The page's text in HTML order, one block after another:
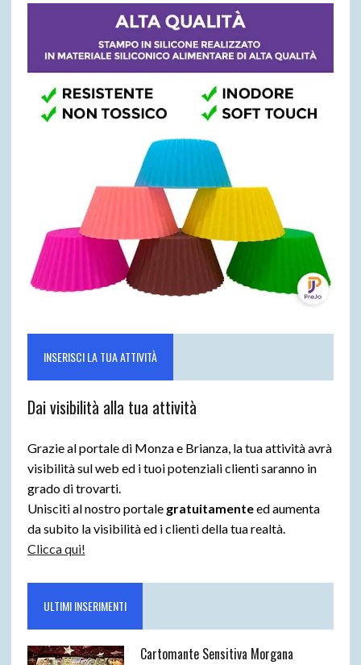
INSERISCI LA TUA ATTIVITÀ
Dai visibilità alla tua attività
Grazie al portale di Monza e Brianza, la tua attività avrà
visibilità sul web ed i tuoi potenziali clienti saranno in
grado di trovarti.
Unisciti al nostro portale gratuitamenteed aumenta
da subito la visibilità ed i clienti della tua realtà.
Clicca qui!
ULTIMI INSERIMENTI
Cartomante Sensitiva Morgana